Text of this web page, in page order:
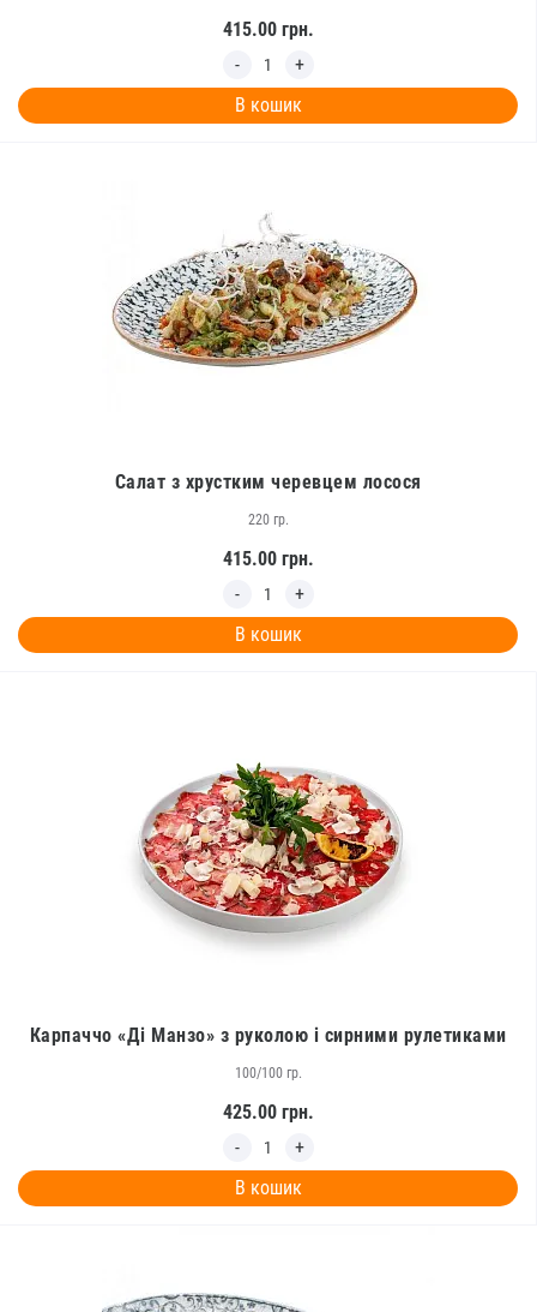
415.00грн.
В кошик
Салат з хрустким черевцем лосося
220 гр.
415.00грн.
В кошик
Карпаччо «Ді Манзо» з руколою і сирними рулетиками
100/100 гр.
425.00грн.
В кошик